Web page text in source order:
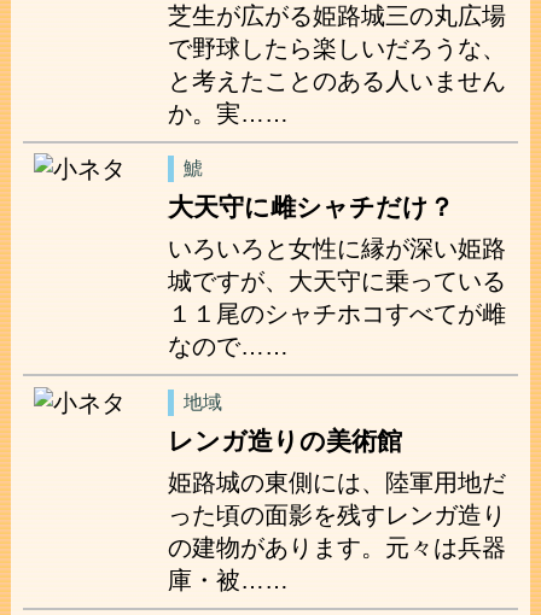
芝生が広がる姫路城三の丸広場
で野球したら楽しいだろうな、
と考えたことのある人いません
か。実……
鯱
大天守に雌シャチだけ？
いろいろと女性に縁が深い姫路
城ですが、大天守に乗っている
１１尾のシャチホコすべてが雌
なので……
地域
レンガ造りの美術館
姫路城の東側には、陸軍用地だ
った頃の面影を残すレンガ造り
の建物があります。元々は兵器
庫・被……